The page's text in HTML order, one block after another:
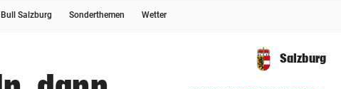
Bull Salzburg Sonderthemen Wetter
Salzburg